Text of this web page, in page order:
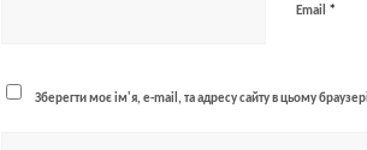
Email *
Зберегти моє ім'я, e-mail, та адресу сайту в цьому